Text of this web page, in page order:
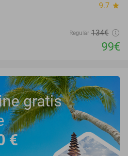
9.7 star
Regulär 134€
99€
gratis
€